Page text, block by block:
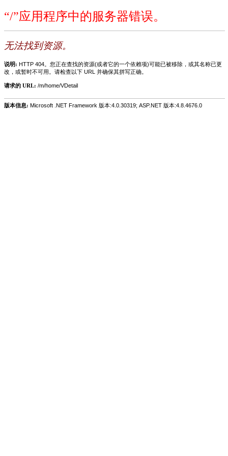
“/”应用程序中的服务器错误。
无法找到资源。
说明: HTTP 404。您正在查找的资源(或者它的一个依赖项)可能已被移除，或其名称已更
改，或暂时不可用。请检查以下 URL 并确保其拼写正确。
请求的 URL: /m/home/VDetail
版本信息: Microsoft .NET Framework 版本:4.0.30319; ASP.NET 版本:4.8.4676.0